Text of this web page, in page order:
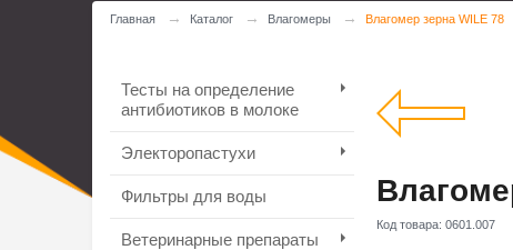
Главная → Каталог → Влагомеры → Влагомер зерна WILE 78
Тесты на определение
антибиотиков в молоке
Электоропастухи
Фильтры для воды
Ветеринарные препараты
Код товара: 0601.007